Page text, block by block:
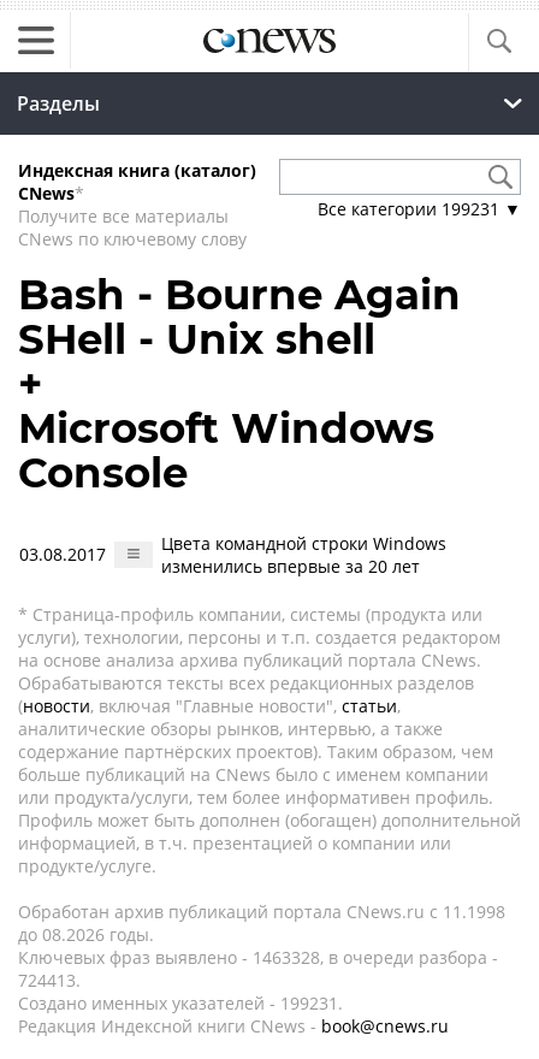
Разделы
Индексная книга (каталог)
CNews*
Получите все материалы
CNews по ключевому слову
Все категории 199231 ▼
Bash - Bourne Again
SHell - Unix shell
+
Microsoft Windows
Console
03.08.2017
Цвета командной строки Windows
изменились впервые за 20 лет
* Страница-профиль компании, системы (продукта или
услуги), технологии, персоны и т.п. создается редактором
на основе анализа архива публикаций портала CNews.
Обрабатываются тексты всех редакционных разделов
(новости, включая "Главные новости", статьи,
аналитические обзоры рынков, интервью, а также
содержание партнёрских проектов). Таким образом, чем
больше публикаций на CNews было с именем компании
или продукта/услуги, тем более информативен профиль.
Профиль может быть дополнен (обогащен) дополнительной
информацией, в т.ч. презентацией о компании или
продукте/услуге.
Обработан архив публикаций портала CNews.ru c 11.1998
до 08.2026 годы.
Ключевых фраз выявлено - 1463328, в очереди разбора -
724413.
Создано именных указателей - 199231.
Редакция Индексной книги CNews - book@cnews.ru